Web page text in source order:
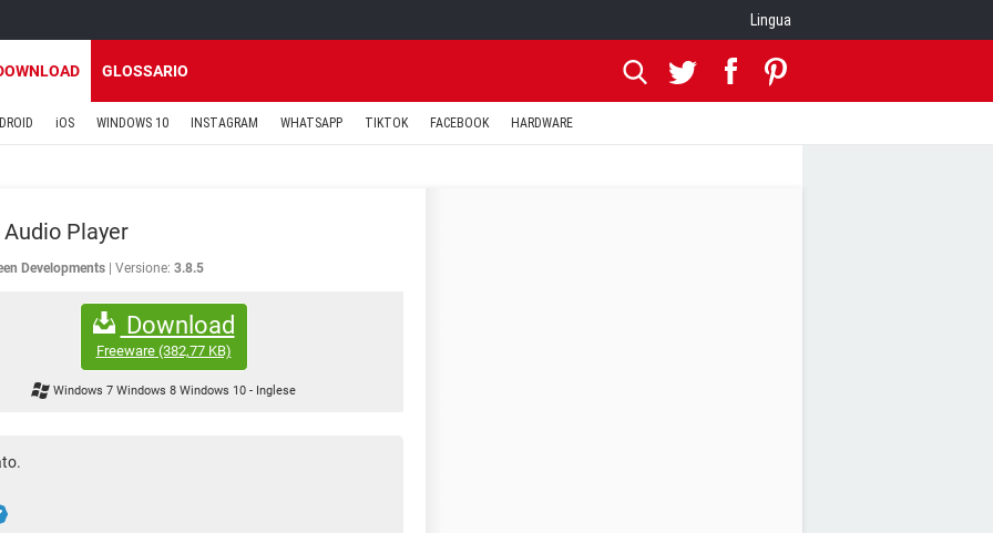
Lingua
GLOSSARIO
iOS WINDOWS 10 INSTAGRAM WHATSAPP TIKTOK FACEBOOK HARDWARE
Player
Developments Versione: 3.8.5
Download
Freeware(382,77 KB)
Windows 7 Windows 8 Windows 10- Inglese